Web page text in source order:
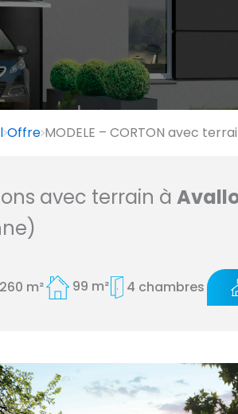
Offre MODELE – CORTON avec
avec terrain à
m² 99 m² 4 chambres